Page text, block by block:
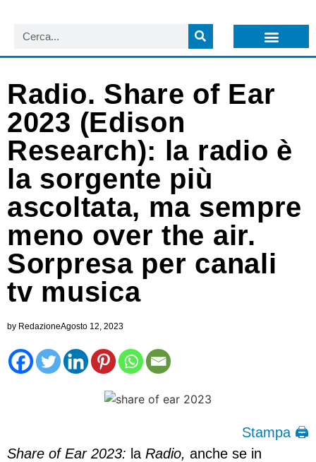
Radio. Share of Ear
2023 (Edison
Research): la radio è
la sorgente più
ascoltata, ma sempre
meno over the air.
Sorpresa per canali
tv musica
by RedazioneAgosto 12, 2023
Stampa 🖨
Share of Ear 2023: la Radio, anche se in